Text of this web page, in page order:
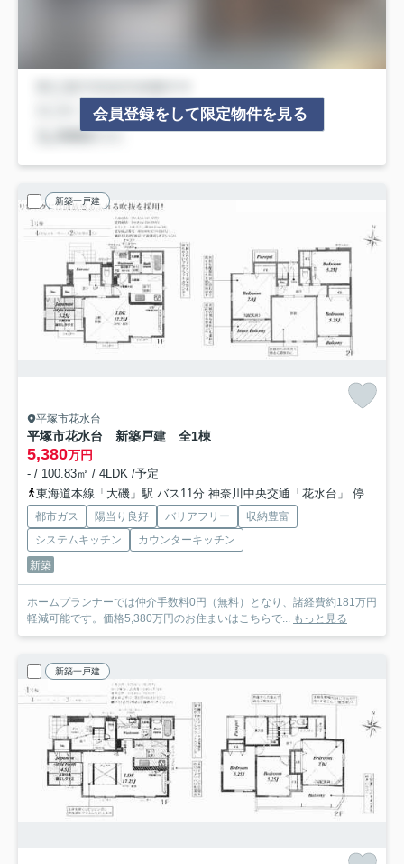
会員登録をして限定物件を見る
新築一戸建
平塚市花水台
平塚市花水台 新築戸建 全1棟
5,380万円
- / 100.83㎡ / 4LDK /予定
東海道本線「大磯」駅 バス11分 神奈川中央交通「花水台」 停歩2分
都市ガス 陽当り良好 バリアフリー
収納豊富
システムキッチン
カウンターキッチン
新築
ホームプランナーでは仲介手数料0円（無料）となり、諸経費約181万円
軽減可能です。価格5,380万円のお住まいはこちらで... もっと見る
新築一戸建